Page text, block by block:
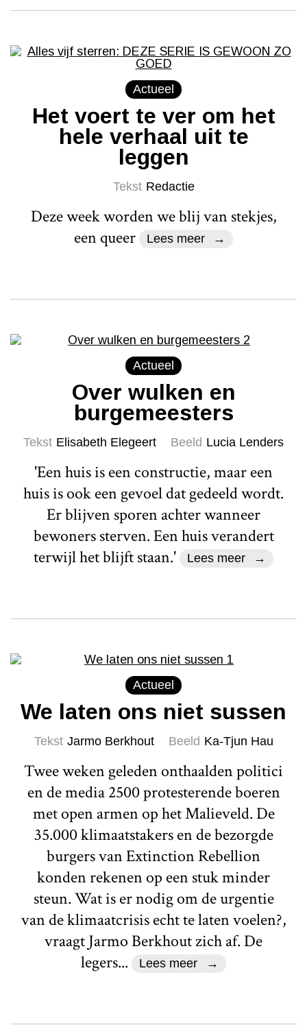
Actueel
Het voert te ver om het
hele verhaal uit te
leggen
Tekst Redactie
Deze week worden we blij van stekjes,
een queer
Lees meer
Actueel
Over wulken en
burgemeesters
Tekst Elisabeth Elegeert Beeld Lucia Lenders
'Een huis is een constructie, maar een
huis is ook een gevoel dat gedeeld wordt.
Er blijven sporen achter wanneer
bewoners sterven. Een huis verandert
terwijl het blijft staan.'
Lees meer
Actueel
We laten ons niet sussen
Tekst Jarmo Berkhout Beeld Ka-Tjun Hau
Twee weken geleden onthaalden politici
en de media 2500 protesterende boeren
met open armen op het Malieveld. De
35.000 klimaatstakers en de bezorgde
burgers van Extinction Rebellion
konden rekenen op een stuk minder
steun. Wat is er nodig om de urgentie
van de klimaatcrisis echt te laten voelen?,
vraagt Jarmo Berkhout zich af. De
legers...
Lees meer